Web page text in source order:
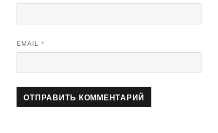
EMAIL *